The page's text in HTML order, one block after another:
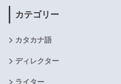
カテゴリー
カタカナ語
ディレクター
ライター